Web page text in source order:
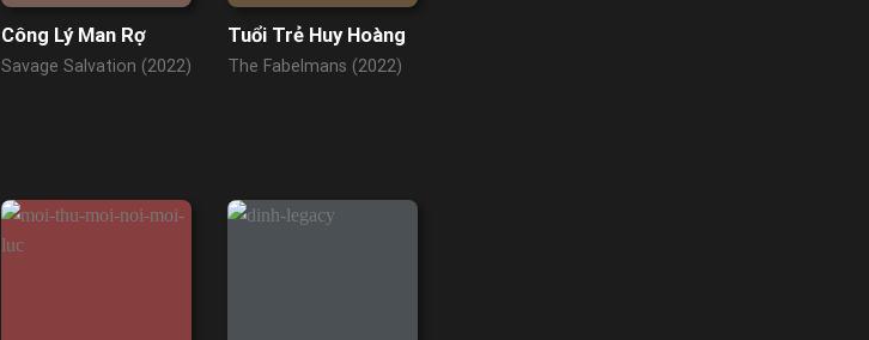
Công Lý Man Rợ
Savage Salvation (2022)
Tuổi Trẻ Huy Hoàng
The Fabelmans (2022)